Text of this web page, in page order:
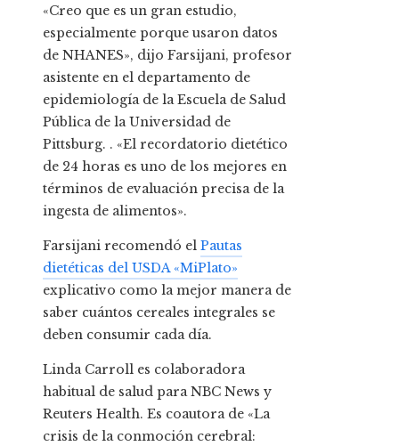
«Creo que es un gran estudio,
especialmente porque usaron datos
de NHANES», dijo Farsijani, profesor
asistente en el departamento de
epidemiología de la Escuela de Salud
Pública de la Universidad de
Pittsburg. . «El recordatorio dietético
de 24 horas es uno de los mejores en
términos de evaluación precisa de la
ingesta de alimentos».
Farsijani recomendó el Pautas
dietéticas del USDA «MiPlato»
explicativo como la mejor manera de
saber cuántos cereales integrales se
deben consumir cada día.
Linda Carroll es colaboradora
habitual de salud para NBC News y
Reuters Health. Es coautora de «La
crisis de la conmoción cerebral: